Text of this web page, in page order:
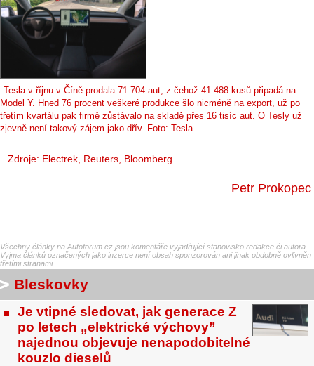
Tesla v říjnu v Číně prodala 71 704 aut, z čehož 41 488 kusů připadá na
Model Y. Hned 76 procent veškeré produkce šlo nicméně na export, už po
třetím kvartálu pak firmě zůstávalo na skladě přes 16 tisíc aut. O Tesly už
zjevně není takový zájem jako dřív. Foto: Tesla
Zdroje: Electrek Reuters , Bloomberg
Petr Prokopec
Všechny články na Autoforum.cz jsou komentáře vyjadřující stanovisko redakce či autora.
Vyjma článků označených jako inzerce není obsah sponzorován ani jinak obdobně ovlivněn
třetími stranami.
Bleskovky
Je vtipné sledovat, jak generace Z
po letech „elektrické výchovy”
najednou objevuje nenapodobitelné
kouzlo dieselů